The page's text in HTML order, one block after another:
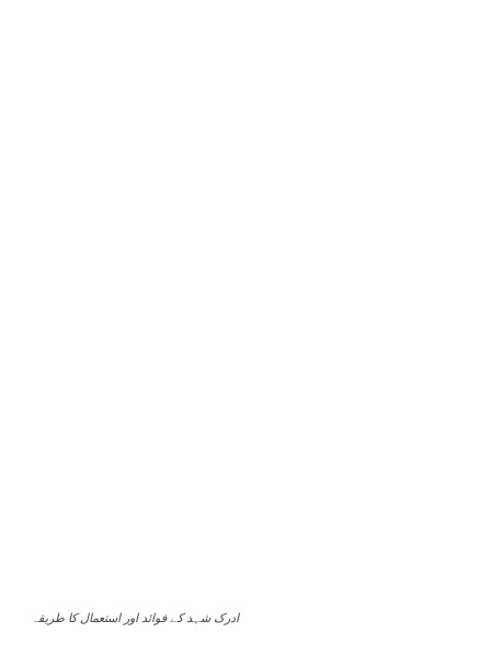
ادرک شہد کے فوائد اور استعمال کا طریقہ